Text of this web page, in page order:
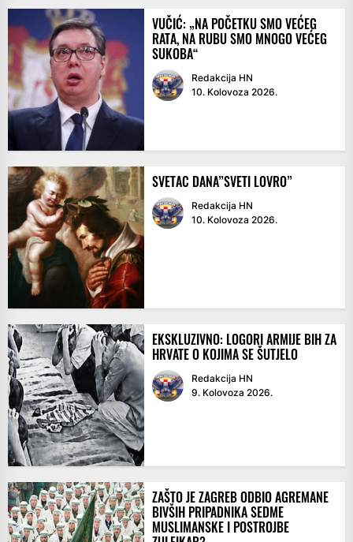
VUČIĆ: „NA POČETKU SMO VEĆEG
RATA, NA RUBU SMO MNOGO VEĆEG
SUKOBA“
Redakcija HN
10. Kolovoza 2026.
SVETAC DANA”SVETI LOVRO”
Redakcija HN
10. Kolovoza 2026.
EKSKLUZIVNO: LOGORI ARMIJE BIH ZA
HRVATE O KOJIMA SE ŠUTJELO
Redakcija HN
9. Kolovoza 2026.
ZAŠTO JE ZAGREB ODBIO AGREMANE
BIVŠIH PRIPADNIKA SEDME
MUSLIMANSKE I POSTROJBE